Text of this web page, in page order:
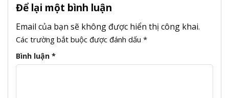
Để lại một bình luận
Email của bạn sẽ không được hiển thị công khai.
Các trường bắt buộc được đánh dấu *
Bình luận *